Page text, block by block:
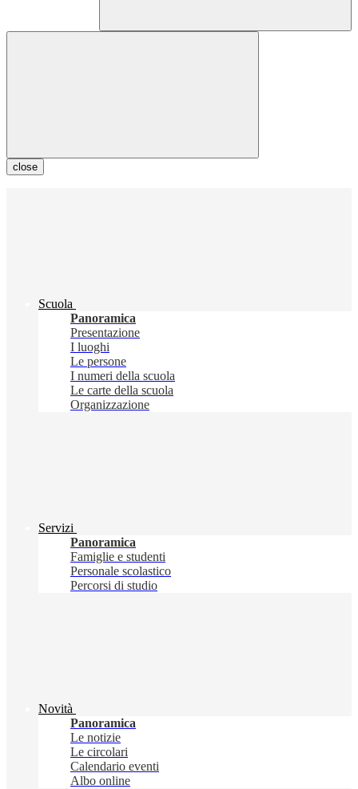
close
Scuola
Panoramica
Presentazione
I luoghi
Le persone
I numeri della scuola
Le carte della scuola
Organizzazione
Servizi
Panoramica
Famiglie e studenti
Personale scolastico
Percorsi di studio
Novità
Panoramica
Le notizie
Le circolari
Calendario eventi
Albo online